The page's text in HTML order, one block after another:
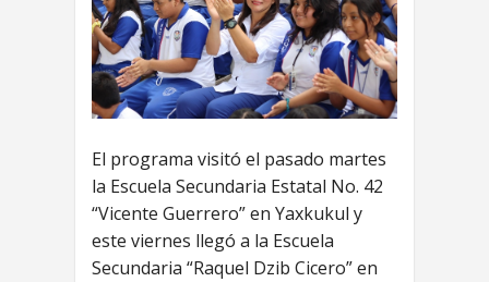
El programa visitó el pasado martes
la Escuela Secundaria Estatal No. 42
“Vicente Guerrero” en Yaxkukul y
este viernes llegó a la Escuela
Secundaria “Raquel Dzib Cicero” en